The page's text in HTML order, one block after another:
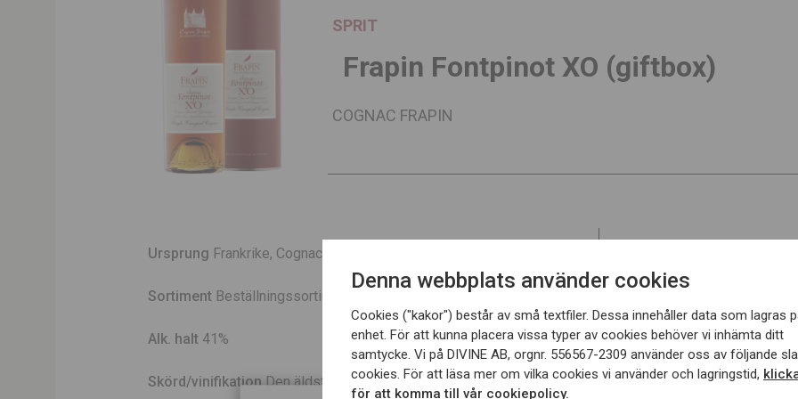
SPRIT
Frapin Fontpinot XO (giftbox)
COGNAC FRAPIN
Ursprung Frankrike, Cognac, Grand Champagne
Sortiment Beställningssortiment
Alk. halt 41%
Skörd/vinifikation Den äldsta medlemmen i familjen föddes i
höstlik, gyllene orange ton
lagring i torra källare ger
med lång intensitet.
torkad aprikos och fikon,
portvinsinslag, för att
Denna webbplats använder cookies
Cookies ("kakor") består av små textfiler. Dessa innehåller data som lagras
enhet. För att kunna placera vissa typer av cookies behöver vi inhämta ditt
samtycke. Vi på DIVINE AB, orgnr. 556567-2309 använder oss av följande
cookies. För att läsa mer om vilka cookies vi använder och lagringstid,
för att komma till vår cookiepolicy.